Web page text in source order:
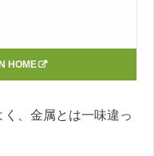
HOME
、金属とは一味違っ